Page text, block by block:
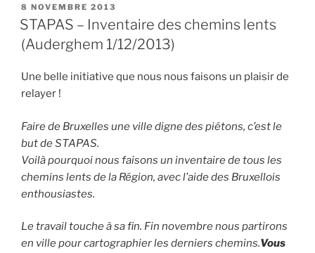
PUBLIÉ
LE
8 NOVEMBRE 2013
STAPAS – Inventaire des chemins lents
(Auderghem 1/12/2013)
Une belle initiative que nous nous faisons un plaisir de
relayer !
Faire de Bruxelles une ville digne des piétons, c’est le
but de STAPAS.
Voilà pourquoi nous faisons un inventaire de tous les
chemins lents de la Région, avec l’aide des Bruxellois
enthousiastes.
Le travail touche à sa fin. Fin novembre nous partirons
en ville pour cartographier les derniers chemins.Vous